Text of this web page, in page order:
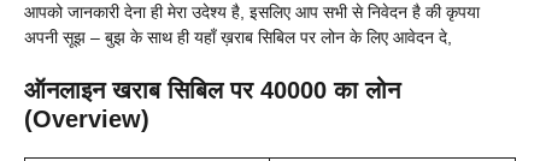
आपको जानकारी देना ही मेरा उदेश्य है, इसलिए आप सभी से निवेदन है की कृपया
अपनी सूझ – बुझ के साथ ही यहाँ ख़राब सिबिल पर लोन के लिए आवेदन दे,
ऑनलाइन खराब सिबिल पर 40000 का लोन
(Overview)